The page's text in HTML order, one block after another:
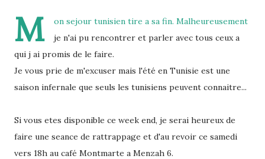
M
on sejour tunisien tire a sa fin. Malheureusement
je n'ai pu rencontrer et parler avec tous ceux a
qui j ai promis de le faire.
Je vous prie de m'excuser mais l'été en Tunisie est une
saison infernale que seuls les tunisiens peuvent connaitre...
Si vous etes disponible ce week end, je serai heureux de
faire une seance de rattrappage et d'au revoir ce samedi
vers 18h au café Montmarte a Menzah 6.